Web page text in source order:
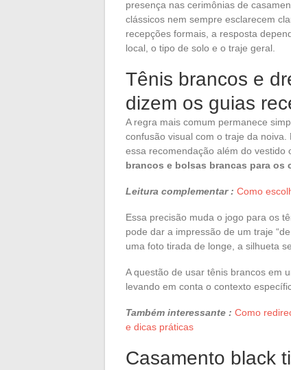
presença nas cerimônias de
clássicos nem sempre esclarecem
recepções formais, a resposta
local, o tipo de solo e o traje geral.
Tênis brancos e
dizem os guias
A regra mais comum permanece
confusão visual com o traje da
essa recomendação além do vestido
brancos e bolsas brancas para os
Leitura complementar : Como
Essa precisão muda o jogo para os
pode dar a impressão de um traje
uma foto tirada de longe, a silhueta
A questão de usar tênis brancos em
levando em conta o contexto
Também interessante : Como
e dicas práticas
Casamento black